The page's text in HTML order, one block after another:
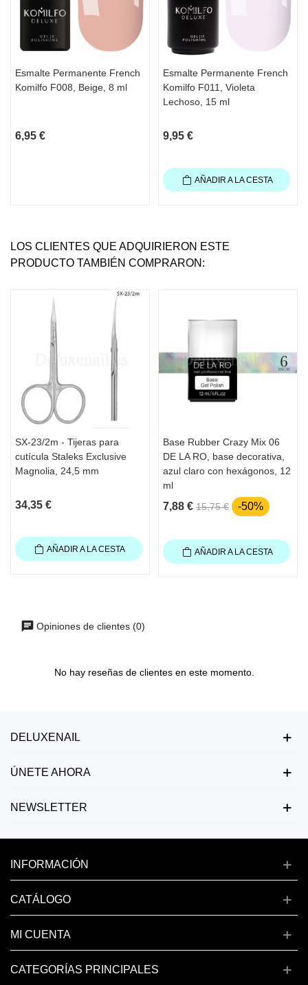
Esmalte Permanente French
Komilfo F008, Beige, 8 ml
6,95 €
Esmalte Permanente French
Komilfo F011, Violeta
Lechoso, 15 ml
9,95 €
AÑADIR A LA CESTA
LOS CLIENTES QUE ADQUIRIERON ESTE
PRODUCTO TAMBIÉN COMPRARON:
SX-23/2m - Tijeras para
cutícula Staleks Exclusive
Magnolia, 24,5 mm
34,35 €
AÑADIR A LA CESTA
Base Rubber Crazy Mix 06
DE LA RO, base decorativa,
azul claro con hexágonos, 12
ml
7,88 € 15,75 € -50%
AÑADIR A LA CESTA
Opiniones de clientes (0)
No hay reseñas de clientes en este momento.
DELUXENAIL
ÚNETE AHORA
NEWSLETTER
INFORMACIÓN
CATÁLOGO
MI CUENTA
CATEGORÍAS PRINCIPALES